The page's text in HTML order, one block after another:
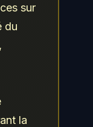
sur
du
,
la